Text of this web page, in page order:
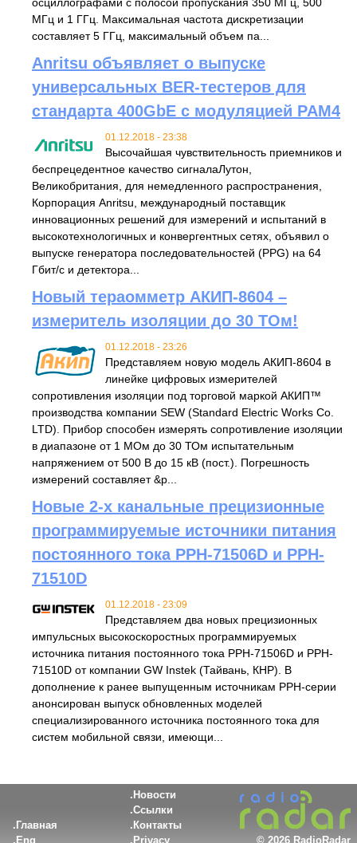
МГц и 1 ГГц. Максимальная частота дискретизации
составляет 5 ГГц, максимальный объем па...
Anritsu объявляет о выпуске
универсальных BER-тестеров для
стандарта 400GbE с модуляцией PAM4
01.12.2018 - 23:38
Высочайшая чувствительность приемников и
беспрецедентное качество сигналаЛутон,
Великобритания, для немедленного распространения,
Корпорация Anritsu, международный поставщик
инновационных решений для измерений и испытаний в
высокотехнологичных и конвергентных сетях, объявил о
выпуске генератора последовательностей (PPG) на 64
Гбит/с и детектора...
Новый тераомметр АКИП-8604 –
измеритель изоляции до 30 ТОм!
01.12.2018 - 23:26
Представляем новую модель АКИП-8604 в
линейке цифровых измерителей
сопротивления изоляции под торговой маркой АКИП™
производства компании SEW (Standard Electric Works Co.
LTD). Прибор способен измерять сопротивление изоляции
в диапазоне от 1 МОм до 30 ТОм испытательным
напряжением от 500 В до 15 кВ (пост.). Погрешность
измерений составляет &p...
Новые 2-х канальные прецизионные
программируемые источники питания
постоянного тока PPH-71506D и PPH-
71510D
01.12.2018 - 23:09
Представляем два новых прецизионных
импульсных высокоскоростных программируемых
источника питания постоянного тока PPH-71506D и PPH-
71510D от компании GW Instek (Тайвань, КНР). В
дополнение к ранее выпущенным источникам PPH-серии
анонсирован выпуск обновленных моделей
специализированного источника постоянного тока для
систем мобильной связи, имеющи...
Главная
Eng
Новости
Ссылки
Контакты
Privacy
© 2026 RadioRadar